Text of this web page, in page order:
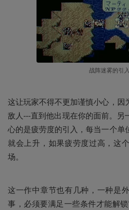
战阵迷雾的引入
这让玩家不得不更加谨慎小心，因
敌人---直到他出现在你的面前。另
心的是疲劳度的引入，每当一个单
就会上升，如果疲劳度过高，这
场。
这一作中章节也有几种，一种是
事，必须要满足一些条件才能解